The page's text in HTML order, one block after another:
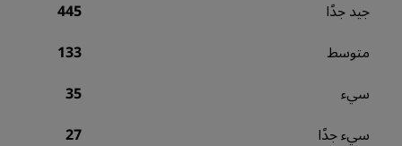
جيد جدًا 445
متوسط 133
سيء 35
سيء جدًا 27